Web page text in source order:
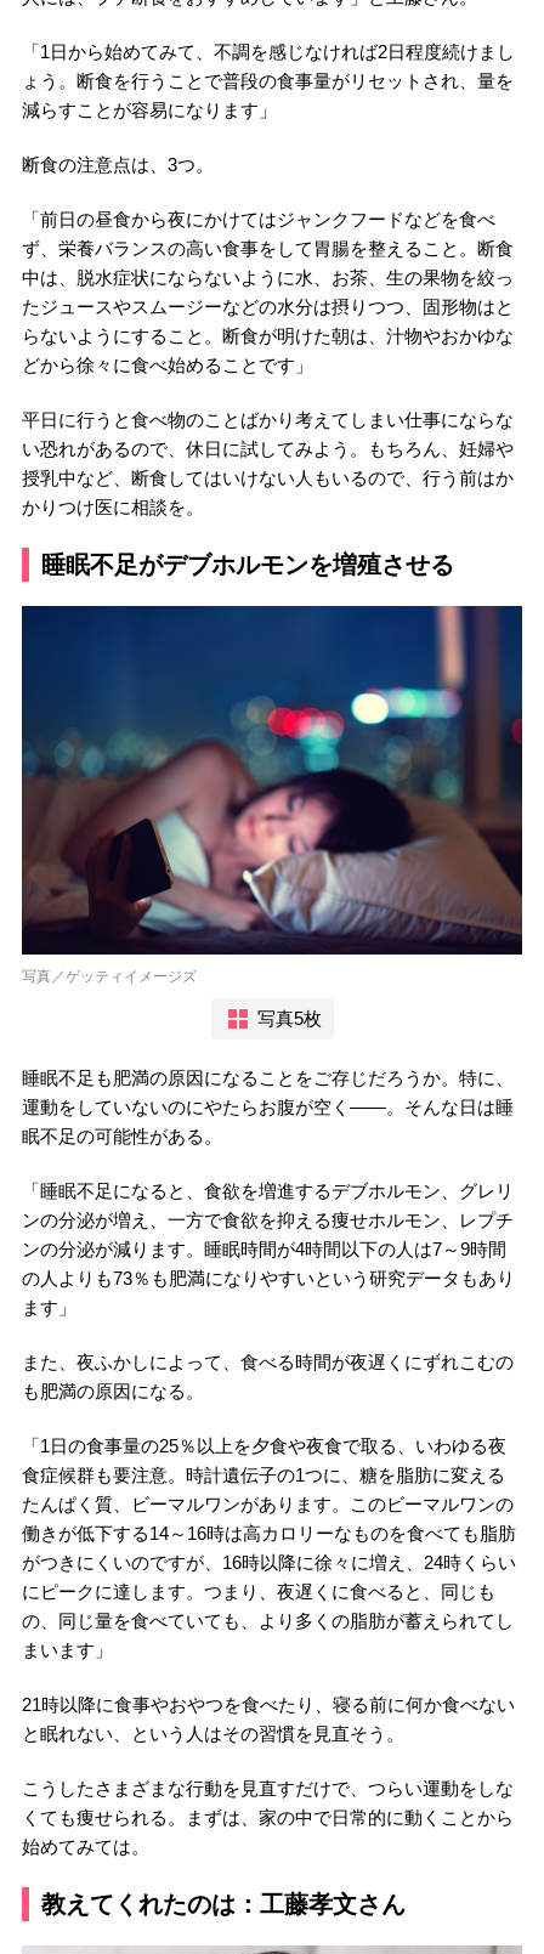
「1日から始めてみて、不調を感じなければ2日程度続けまし
ょう。断食を行うことで普段の食事量がリセットされ、量を
減らすことが容易になります」
断食の注意点は、3つ。
「前日の昼食から夜にかけてはジャンクフードなどを食べ
ず、栄養バランスの高い食事をして胃腸を整えること。断食
中は、脱水症状にならないように水、お茶、生の果物を絞っ
たジュースやスムージーなどの水分は摂りつつ、固形物はと
らないようにすること。断食が明けた朝は、汁物やおかゆな
どから徐々に食べ始めることです」
平日に行うと食べ物のことばかり考えてしまい仕事にならな
い恐れがあるので、休日に試してみよう。もちろん、妊婦や
授乳中など、断食してはいけない人もいるので、行う前はか
かりつけ医に相談を。
睡眠不足がデブホルモンを増殖させる
写真／ゲッティイメージズ
写真5枚
睡眠不足も肥満の原因になることをご存じだろうか。特に、
運動をしていないのにやたらお腹が空く――。そんな日は睡
眠不足の可能性がある。
「睡眠不足になると、食欲を増進するデブホルモン、グレリ
ンの分泌が増え、一方で食欲を抑える痩せホルモン、レプチ
ンの分泌が減ります。睡眠時間が4時間以下の人は7～9時間
の人よりも73％も肥満になりやすいという研究データもあり
ます」
また、夜ふかしによって、食べる時間が夜遅くにずれこむの
も肥満の原因になる。
「1日の食事量の25％以上を夕食や夜食で取る、いわゆる夜
食症候群も要注意。時計遺伝子の1つに、糖を脂肪に変える
たんぱく質、ビーマルワンがあります。このビーマルワンの
働きが低下する14～16時は高カロリーなものを食べても脂肪
がつきにくいのですが、16時以降に徐々に増え、24時くらい
にピークに達します。つまり、夜遅くに食べると、同じも
の、同じ量を食べていても、より多くの脂肪が蓄えられてし
まいます」
21時以降に食事やおやつを食べたり、寝る前に何か食べない
と眠れない、という人はその習慣を見直そう。
こうしたさまざまな行動を見直すだけで、つらい運動をしな
くても痩せられる。まずは、家の中で日常的に動くことから
始めてみては。
教えてくれたのは：工藤孝文さん